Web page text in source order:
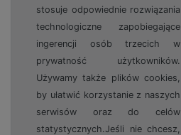
stosuje odpowiednie rozwiązania
technologiczne zapobiegające
ingerencji osób trzecich w
prywatność użytkowników.
Używamy także plików cookies,
by ułatwić korzystanie z naszych
serwisów oraz do celów
statystycznych.Jeśli nie chcesz,